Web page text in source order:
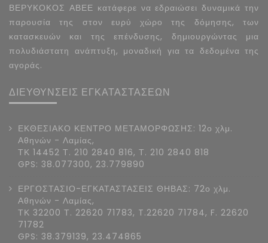
ΒΕΡΥΚΟΚΟΣ ΑΒΕΕ κατάφερε να εδραιώσει δυναμικά την
παρουσία της στον ευρύ χώρο της δόμησης, των
κατασκευών και της επένδυσης, δημιουργώντας μια
πολυδιάστατη ανάπτυξη, μοναδική για τα δεδομένα της
αγοράς.
ΔΙΕΥΘΥΝΣΕΙΣ ΕΓΚΑΤΑΣΤΑΣΕΩΝ
ΕΚΘΕΣΙΑΚΟ ΚΕΝΤΡΟ ΜΕΤΑΜΟΡΦΩΣΗΣ: 12ο χλμ.
Αθηνών - Λαμίας,
ΤΚ 14452 Τ. 210 2840 816, Τ. 210 2840 818
GPS: 38.077300, 23.779890
ΕΡΓΟΣΤΑΣΙΟ-ΕΓΚΑΤΑΣΤΑΣΕΙΣ ΘΗΒΑΣ: 72ο χλμ.
Αθηνών - Λαμίας,
ΤΚ 32200 Τ. 22620 71783, T.22620 71784, F. 22620
71782
GPS: 38.379139, 23.474865